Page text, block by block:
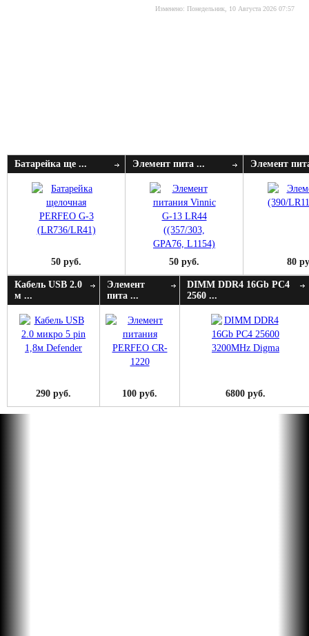
Изменено: Понедельник, 10 Августа 2026 07:57
Батарейка ще ...
50 руб.
Элемент пита ...
50 руб.
Элемент
80
Кабель USB 2.0
м ...
290 руб.
Элемент
пита ...
100 руб.
DIMM DDR4 16Gb PC4
2560 ...
6800 руб.